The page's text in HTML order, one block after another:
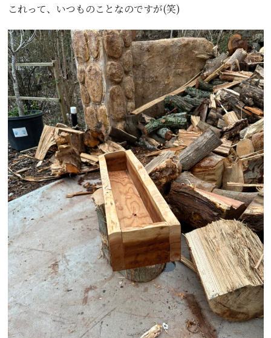
これって、いつものことなのですが(笑)